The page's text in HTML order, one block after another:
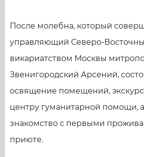
После молебна, который
управляющий Северо-
викариатством Москвы
Звенигородский Арсений,
освящение помещений,
центру гуманитарной помощи,
знакомство с первыми
приюте.